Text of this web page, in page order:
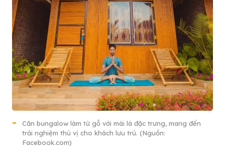
Căn bungalow làm từ gỗ với mái lá đặc trưng, mang đến
trải nghiệm thú vị cho khách lưu trú. (Nguồn:
Facebook.com)